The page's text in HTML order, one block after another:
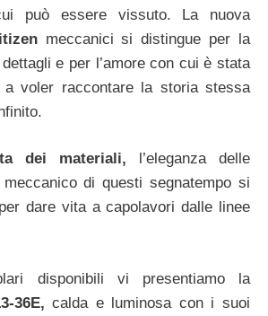
può essere vissuto. La nuova
meccanici si distingue per la
e per l’amore con cui è stata
a voler raccontare la storia stessa
dei materiali, l’eleganza delle
di questi segnatempo si
dare vita a capolavori dalle linee
disponibili vi presentiamo la
36E, calda e luminosa con i suoi